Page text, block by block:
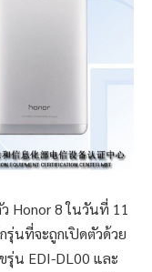
Honor 8 ในวันที่ 11
นที่จะถูกเปิดตัวด้วย
น EDI-DL00 และ